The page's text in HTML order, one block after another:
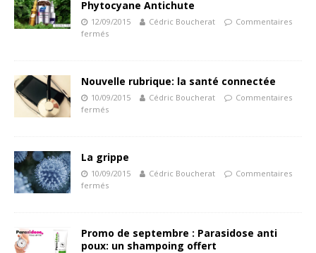
Phytocyane Antichute
12/09/2015 Cédric Boucherat
Commentaires
fermés
Nouvelle rubrique: la santé connectée
10/09/2015 Cédric Boucherat
Commentaires
fermés
La grippe
10/09/2015 Cédric Boucherat
Commentaires
fermés
Promo de septembre : Parasidose anti
poux: un shampoing offert